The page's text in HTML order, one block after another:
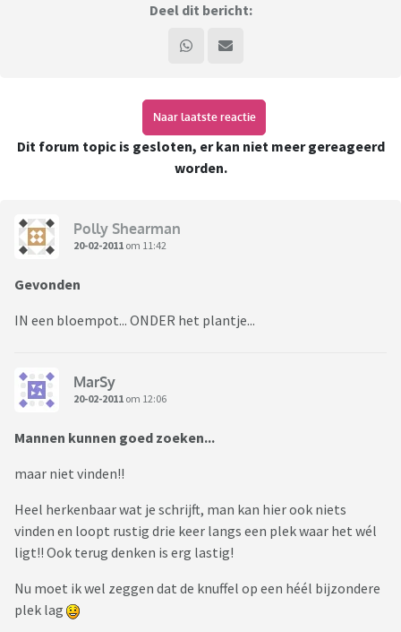
Deel dit bericht:
Naar laatste reactie
Dit forum topic is gesloten, er kan niet meer gereageerd
worden.
Polly Shearman
20-02-2011 om 11:42
Gevonden
IN een bloempot... ONDER het plantje...
MarSy
20-02-2011 om 12:06
Mannen kunnen goed zoeken...
maar niet vinden!!
Heel herkenbaar wat je schrijft, man kan hier ook niets
vinden en loopt rustig drie keer langs een plek waar het wél
ligt!! Ook terug denken is erg lastig!
Nu moet ik wel zeggen dat de knuffel op een héél bijzondere
plek lag